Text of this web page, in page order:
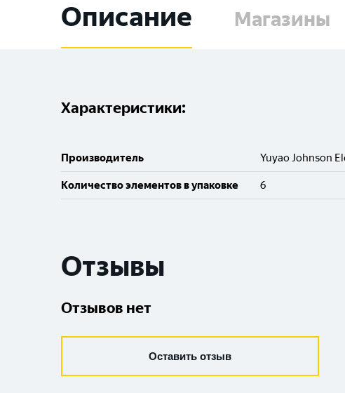
Описание Магазины
Характеристики:
Производитель Yuyao Johnson
Количество элементов в упаковке 6
Отзывы
Отзывов нет
Оставить отзыв